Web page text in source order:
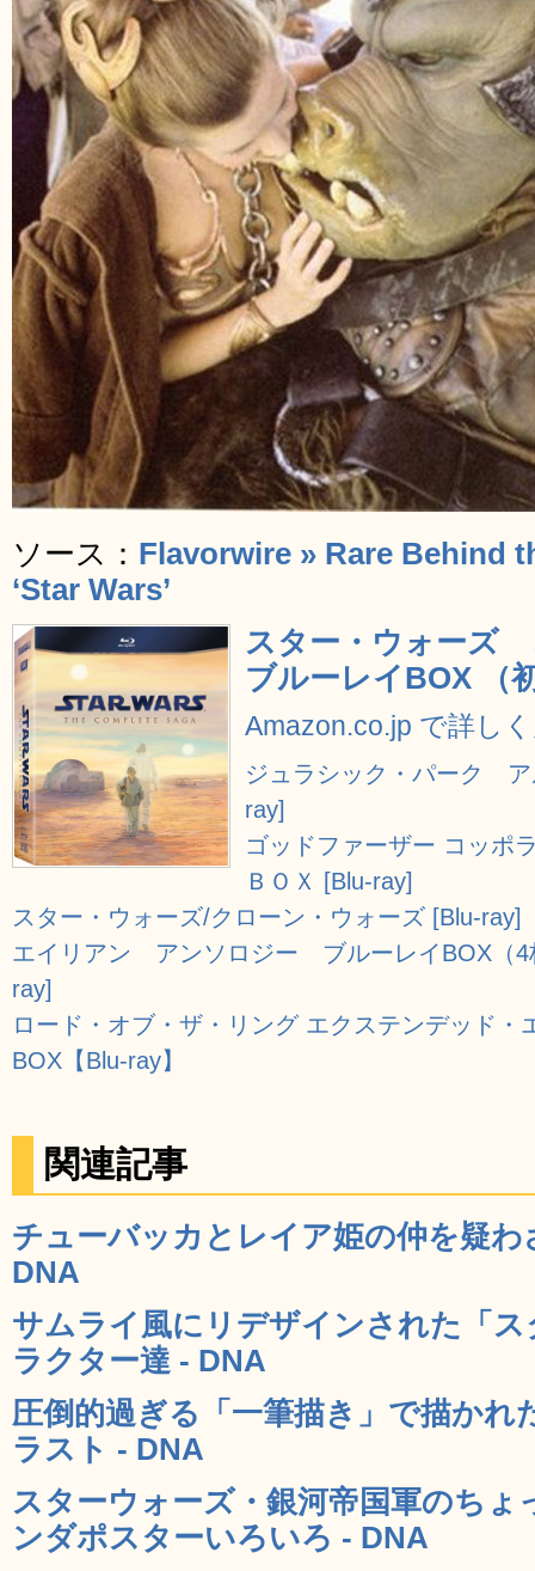
ソース： Flavorwire » Rare Behind
‘Star Wars’
スター・ウォー
ブルーレイBOX （
Amazon.co.jp で詳し
ジュラシック・パーク ア
ray]
ゴッドファーザー コッポ
ＢＯＸ [Blu-ray]
スター・ウォーズ/クローン・ウォーズ [Blu-ray]
エイリアン アンソロジー ブルーレイBOX（4
ray]
ロード・オブ・ザ・リング エクステンデッド・
BOX【Blu-ray】
関連記事
チューバッカとレイア姫の仲を疑
DNA
サムライ風にリデザインされた「
ラクター達 - DNA
圧倒的過ぎる「一筆描き」で描かれ
ラスト - DNA
スターウォーズ・銀河帝国軍のち
ンダポスターいろいろ - DNA